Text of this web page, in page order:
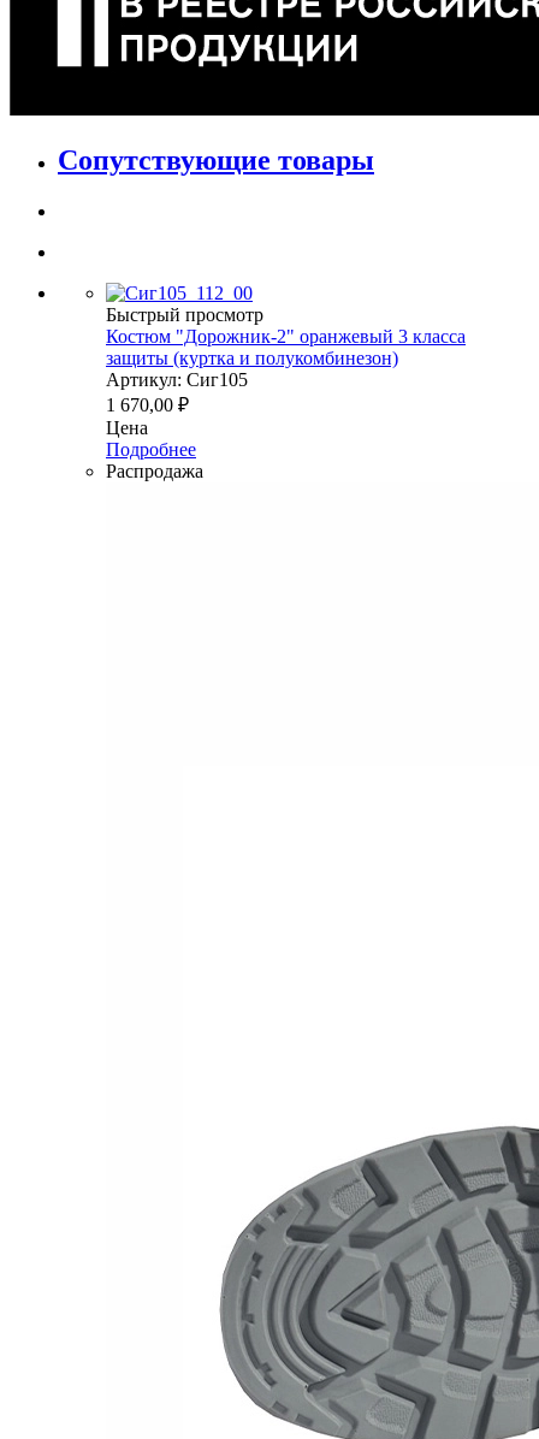
Сопутствующие товары
Быстрый просмотр
Костюм "Дорожник-2" оранжевый 3 класса
защиты (куртка и полукомбинезон)
Артикул: Сиг105
1 670,00 ₽
Цена
Подробнее
Распродажа